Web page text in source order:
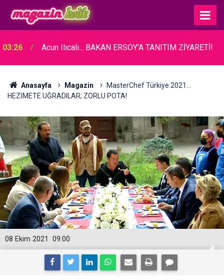
03:26 Acun Ilıcalı... BAKAN ERSOY'A TANITIM ZİYARETİ!
Anasayfa Magazin
MasterChef Türkiye 2021...
HEZİMETE UĞRADILAR; ZORLU POTA!
09:00
08 Ekim 2021